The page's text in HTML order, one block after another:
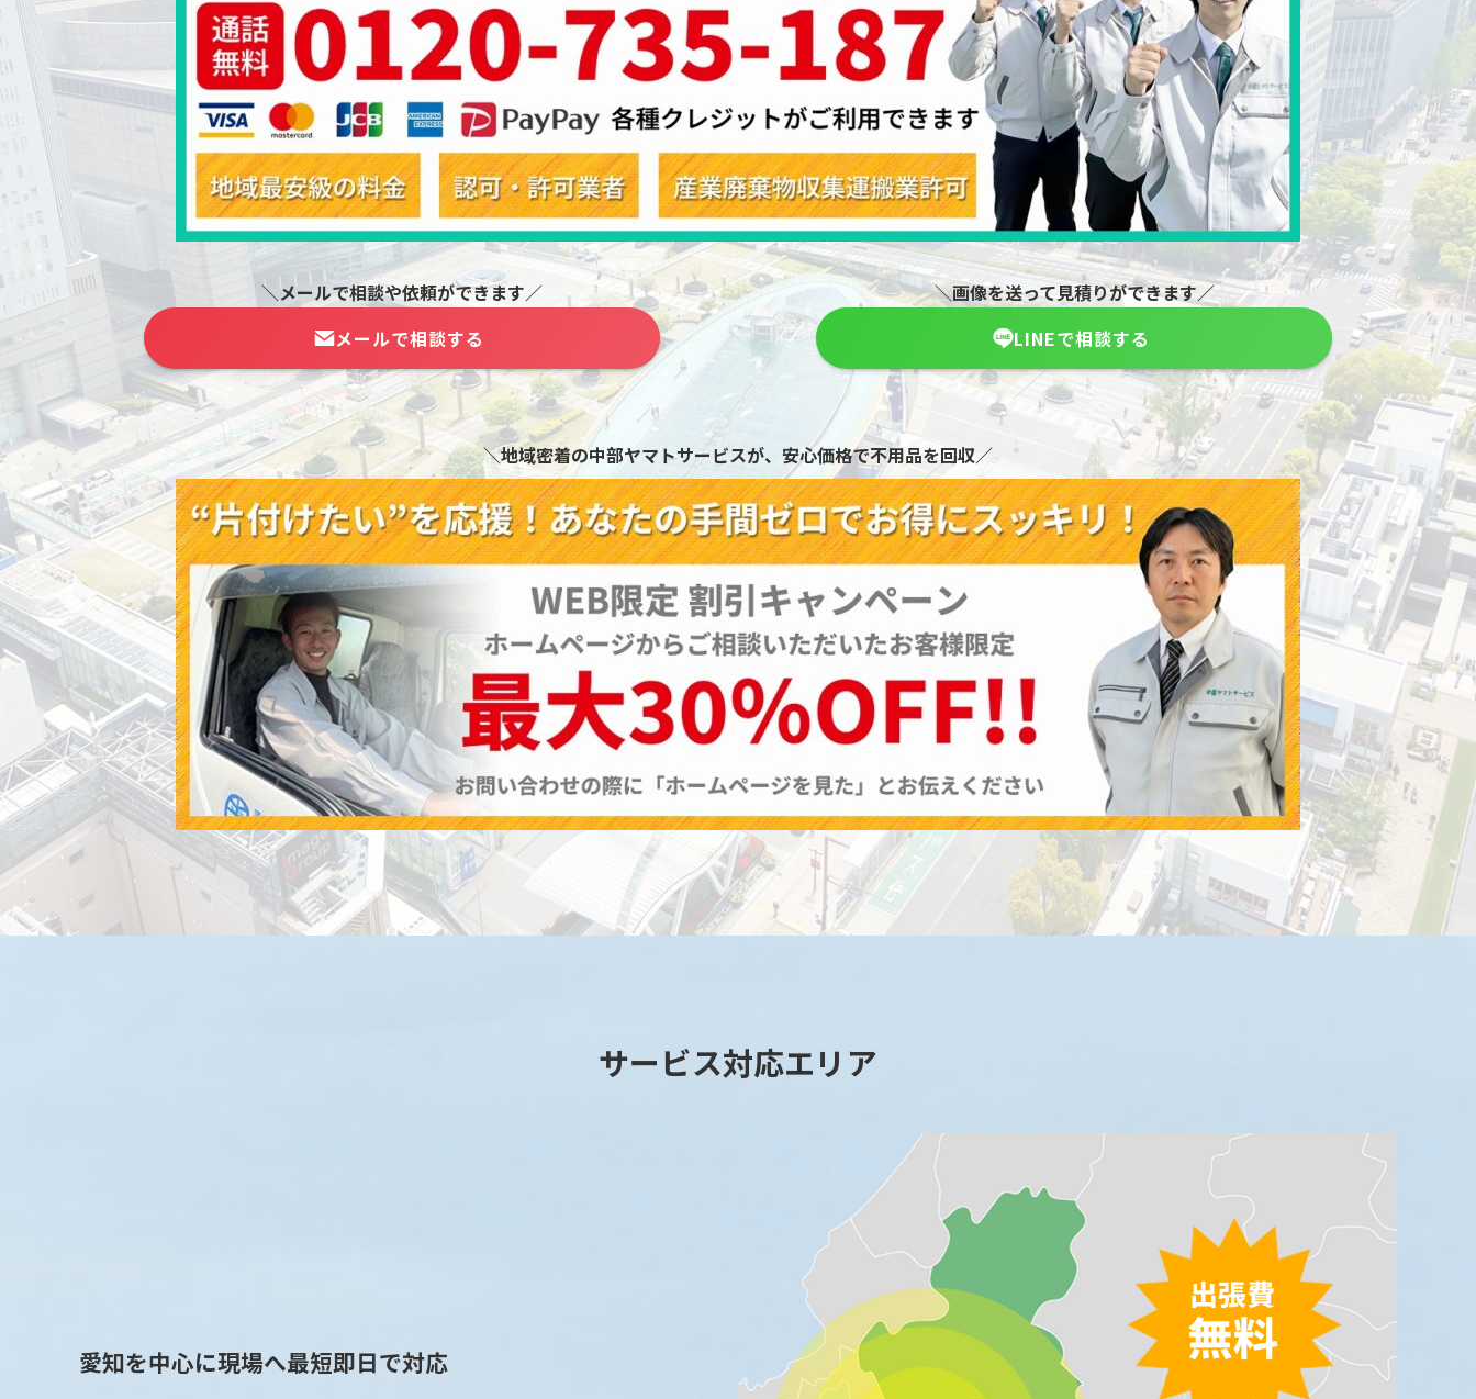
＼メールで相談や依頼ができます／
メールで相談する
＼画像を送って見積りができます／
LINEで相談する
＼地域密着の中部ヤマトサービスが、安心価格で不用品を回収／
サービス対応エリア
愛知を中心に現場へ最短即日で対応